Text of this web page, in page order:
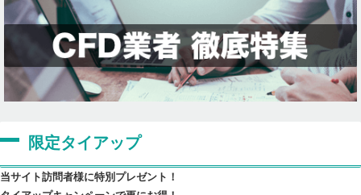
限定タイアップ
当サイト訪問者様に特別プレゼント！